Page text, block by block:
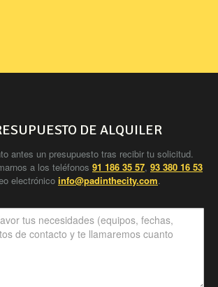
DE ALQUILER
antes un presupuesto tras recibir tu solicitud.
a los teléfonos 91 186 35 57, 93 380 16 53
electrónico info@padinthecity.com.